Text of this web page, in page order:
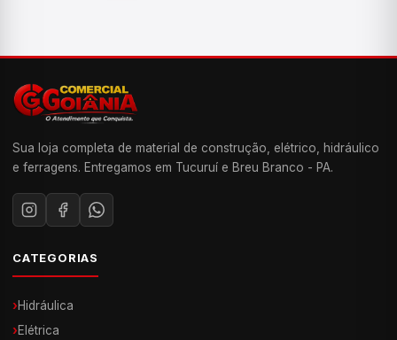
Sua loja completa de material de construção, elétrico, hidráulico
e ferragens. Entregamos em Tucuruí e Breu Branco - PA.
CATEGORIAS
›Hidráulica
›Elétrica